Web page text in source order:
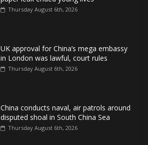
Thursday August 6th, 2026
UK approval for China’s mega embassy
in London was lawful, court rules
Thursday August 6th, 2026
China conducts naval, air patrols around
disputed shoal in South China Sea
Thursday August 6th, 2026